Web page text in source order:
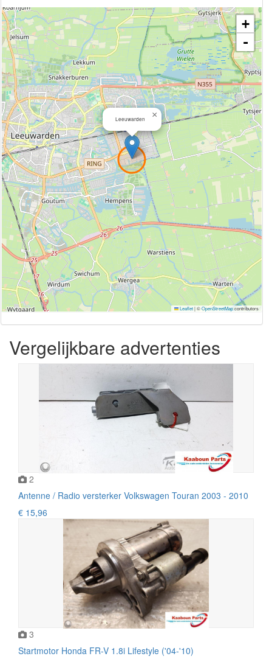
Leeuwarden ×
+
-
Leaflet|©OpenStreetMapcontributors
Vergelijkbare advertenties
2
Antenne / Radio versterker Volkswagen Touran 2003 - 2010
€ 15,96
3
Startmotor Honda FR-V 1.8i Lifestyle ('04-'10)